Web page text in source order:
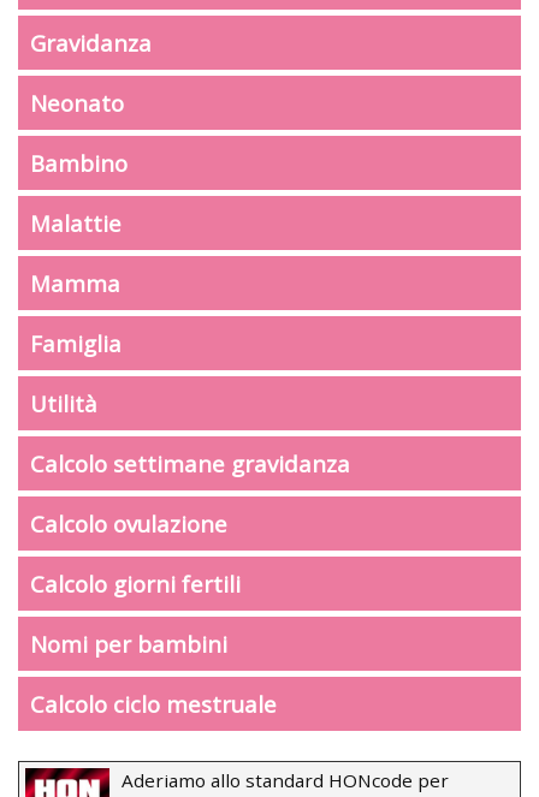
Gravidanza
Neonato
Bambino
Malattie
Mamma
Famiglia
Utilità
Calcolo settimane gravidanza
Calcolo ovulazione
Calcolo giorni fertili
Nomi per bambini
Calcolo ciclo mestruale
Aderiamo allo standard HONcode per